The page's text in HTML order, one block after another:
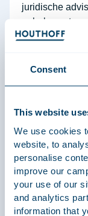
Consent
This website
We use cookies
website, to
personalise
improve our
your use of our
and analytics
information that
juridische
gehele
weloverwogen
maken
hebben
te